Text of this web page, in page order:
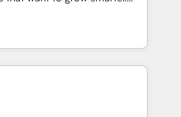
Agency of the Year 🏆2016
Impact Award 🏆2015
Award 🏆2014 HubSpot
HubSpot Marketplace
to training, from
to lead generation and
it all (and with great
websites, custom modules,